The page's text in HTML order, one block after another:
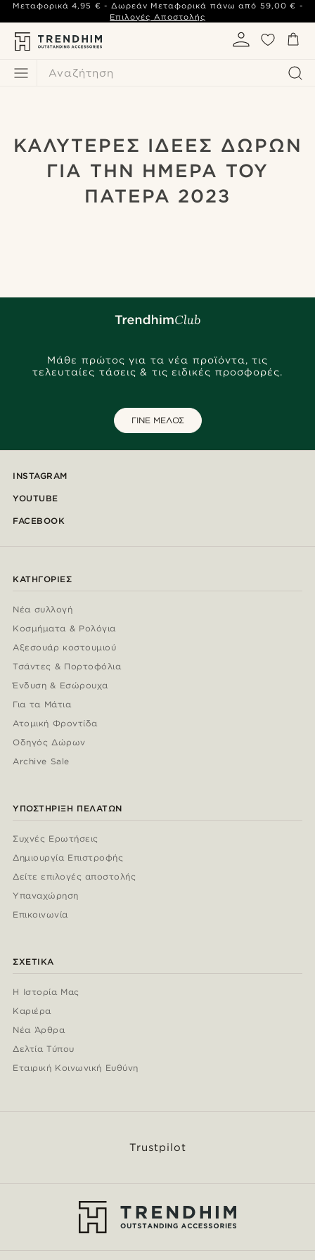
Αναζήτηση
Μεταφορικά 4,95 € - Δωρεάν Μεταφορικά πάνω από 59,00 € -
Επιλογές Αποστολής
ΚΑΛΥΤΕΡΕΣ ΙΔΕΕΣ ΔΩΡΩΝ
ΓΙΑ ΤΗΝ ΗΜΕΡΑ ΤΟΥ
ΠΑΤΕΡΑ 2023
Μάθε πρώτος για τα νέα προϊόντα, τις
τελευταίες τάσεις & τις ειδικές προσφορές.
ΓΙΝΕ ΜΕΛΟΣ
INSTAGRAM
YOUTUBE
FACEBOOK
ΚΑΤΗΓΟΡΊΕΣ
Νέα συλλογή
Κοσμήματα & Ρολόγια
Αξεσουάρ κοστουμιού
Τσάντες & Πορτοφόλια
Ένδυση & Εσώρουχα
Για τα Μάτια
Ατομική Φροντίδα
Οδηγός Δώρων
Archive Sale
ΥΠΟΣΤΉΡΙΞΗ ΠΕΛΑΤΏΝ
Συχνές Ερωτήσεις
Δημιουργία Επιστροφής
Δείτε επιλογές αποστολής
Υπαναχώρηση
Επικοινωνία
ΣΧΕΤΙΚΆ
Η Ιστορία Μας
Καριέρα
Νέα Άρθρα
Δελτία Τύπου
Εταιρική Κοινωνική Ευθύνη
Trustpilot